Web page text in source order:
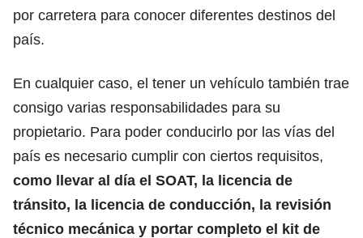
por carretera para conocer diferentes destinos del
país.
En cualquier caso, el tener un vehículo también trae
consigo varias responsabilidades para su
propietario. Para poder conducirlo por las vías del
país es necesario cumplir con ciertos requisitos,
como llevar al día el SOAT, la licencia de
tránsito, la licencia de conducción, la revisión
técnico mecánica y portar completo el kit de